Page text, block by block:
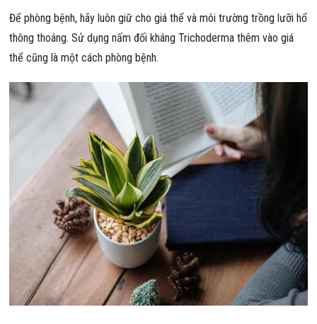
Để phòng bệnh, hãy luôn giữ cho giá thể và môi trường trồng lưỡi hổ
thông thoáng. Sử dụng nấm đối kháng Trichoderma thêm vào giá
thể cũng là một cách phòng bệnh.